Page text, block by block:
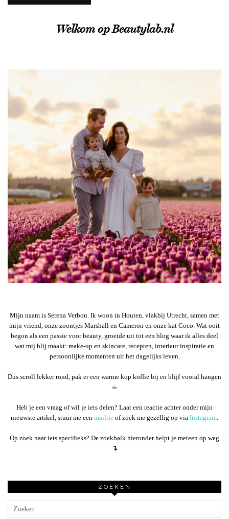
Welkom op Beautylab.nl
Mijn naam is Serena Verbon. Ik woon in Houten, vlakbij Utrecht, samen met
mijn vriend, onze zoontjes Marshall en Cameron en onze kat Coco. Wat ooit
begon als een passie voor beauty, groeide uit tot een blog waar ik alles deel
wat mij blij maakt: make-up en skincare, recepten, interieur inspiratie en
persoonlijke momenten uit het dagelijks leven.
Dus scroll lekker rond, pak er een warme kop koffie bij en blijf vooral hangen
☕︎
Heb je een vraag of wil je iets delen? Laat een reactie achter onder mijn
nieuwste artikel, stuur me een mailtje of zoek me gezellig op via Instagram
Op zoek naar iets specifieks? De zoekbalk hieronder helpt je meteen op weg
↴
ZOEKEN